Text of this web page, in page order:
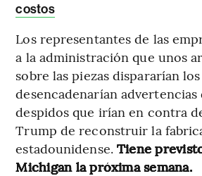
costos
Los representantes de las
a la administración que unos
sobre las piezas dispararían
desencadenarían
despidos que irían en contra
Trump de reconstruir la
estadounidense. Tiene
Michigan la próxima semana.